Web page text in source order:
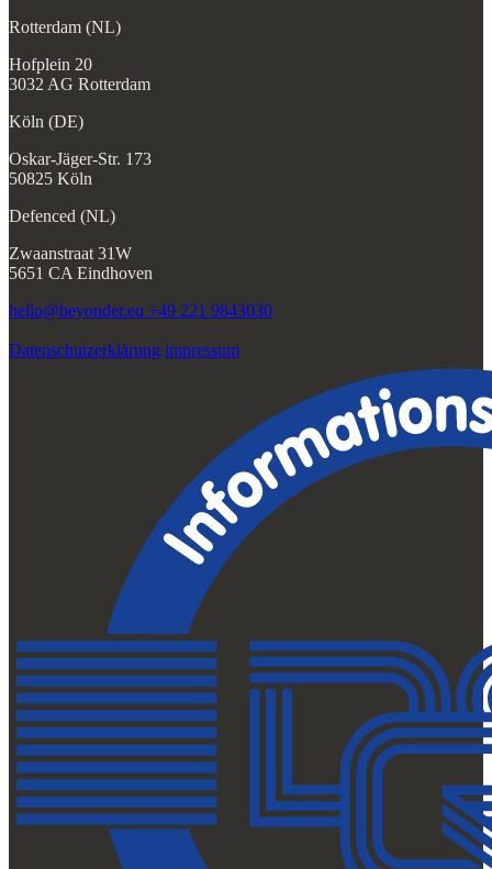
Rotterdam (NL)
Hofplein 20
3032 AG Rotterdam
Köln (DE)
Oskar-Jäger-Str. 173
50825 Köln
Defenced (NL)
Zwaanstraat 31W
5651 CA Eindhoven
hello@beyonder.eu +49 221 9843030
Datenschutzerklärung impressum